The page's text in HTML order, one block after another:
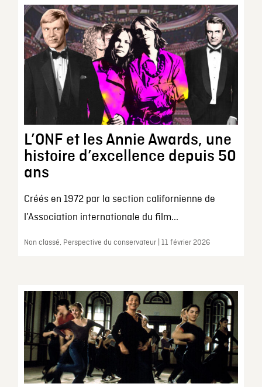
L’ONF et les Annie Awards, une
histoire d’excellence depuis 50
ans
Créés en 1972 par la section californienne de
l’Association internationale du film...
Non classé, Perspective du conservateur | 11 février 2026